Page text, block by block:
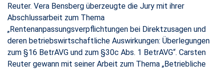
Reuter. Vera Bensberg überzeugte die Jury mit ihrer
Abschlussarbeit zum Thema
„Rentenanpassungsverpflichtungen bei Direktzusagen und
deren betriebswirtschaftliche Auswirkungen: Überlegungen
zum §16 BetrAVG und zum §30c Abs. 1 BetrAVG“. Carsten
Reuter gewann mit seiner Arbeit zum Thema „Betriebliche